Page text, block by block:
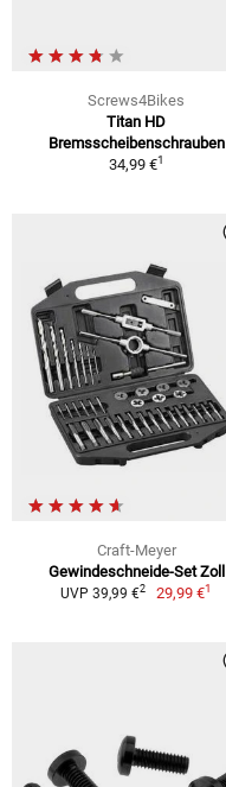
Screws4Bikes
Titan HD
Bremsscheibenschrauben
34,99 €1
Craft-Meyer
Gewindeschneide-Set Zoll
UVP 39,99 €2 29,99 €1